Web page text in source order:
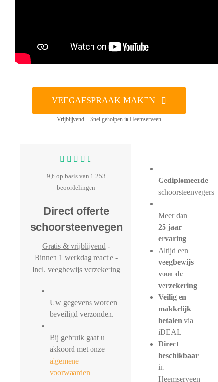
VEEGAFSPRAAK MAKEN
Vrijblijvend – Snel geholpen in Heemserveen
9,6 op basis van 1.253
beoordelingen
Direct offerte
schoorsteenvegen
Gratis & vrijblijvend -
Binnen 1 werkdag reactie -
Incl. veegbewijs verzekering
Uw gegevens worden
beveiligd verzonden.
Bij gebruik gaat u
akkoord met onze
algemene
voorwaarden.
Gediplomeerde
schoorsteenvegers
Meer dan
25 jaar
ervaring
Altijd een
veegbewijs
voor de
verzekering
Veilig en
makkelijk
betalen via
iDEAL
Direct
beschikbaar
in
Heemserveen